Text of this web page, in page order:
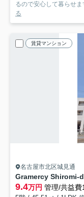
るので安心して暮らせ
る
賃貸マンション
名古屋市北区城見通
Gramercy Shiromi-
9.4万円 管理/共益費